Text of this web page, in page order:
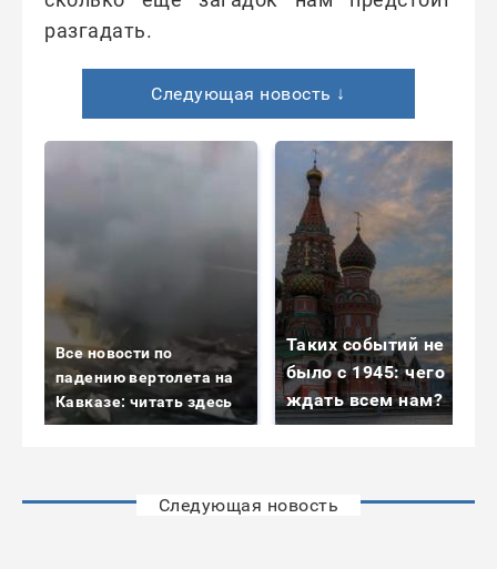
разгадать.
Следующая новость ↓
Все новости по
падению вертолета на
Кавказе: читать здесь
Таких событий не
было с 1945: чего
ждать всем нам?
Следующая новость